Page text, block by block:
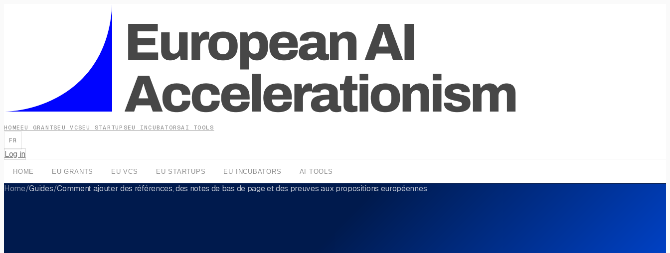
HOME EU GRANTSEU VCSEU STARTUPSEU INCUBATORSAI TOOLS
FR
Log in
HOME EU GRANTS EU VCS EU STARTUPS EU INCUBATORS AI TOOLS
Home/Guides/Comment ajouter des références, des notes de bas de page et des preuves aux propositions européennes